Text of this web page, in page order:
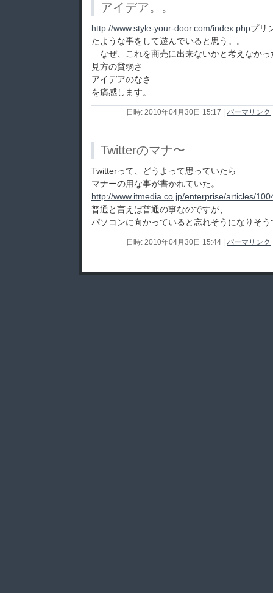
アイデア。。
http://www.style-your-door.com/index.phpプリ
たような事をして遊んでいると思う。。
なぜ、これを商売に出来ないかと考えなかっ
見方の貧弱さ
アイデアのなさ
を痛感します。
日時: 2010年04月30日 15:17 パーマリンク
Twitterのマナ〜
Twitterって、どうよって思っていたら
マナーの用な事が書かれていた。
http://www.itmedia.co.jp/enterprise/articles/
普通と言えば普通の事なのですが、
パソコンに向かっていると忘れそうになりそう
日時: 2010年04月30日 15:44 パーマリンク